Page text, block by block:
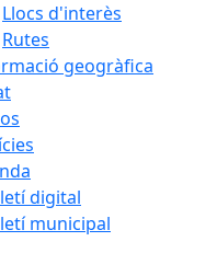
Llocs d'interès
Rutes
geogràfica
digital
municipal